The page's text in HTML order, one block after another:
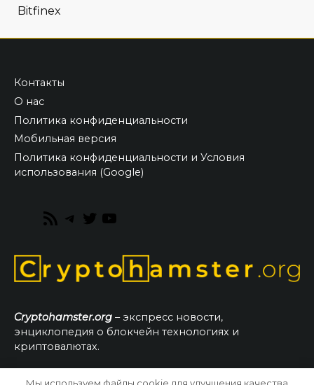
Bitfinex
Контакты
О нас
Политика конфиденциальности
Мобильная версия
Политика конфиденциальности и Условия
использования (Google)
RSS
Telegram
Twitter
Cryptohamster.org – экспресс новости,
энциклопедия о блокчейн технологиях и
криптовалютах.
Мы используем файлы cookie для улучшения качества